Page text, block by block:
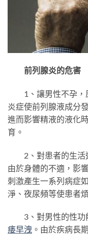
前列腺炎的危害
1、讓男性不孕，
炎症使前列腺液成分
進而影響精液的液化
育。
2、對患者的生活
由於身體的不適，影
刺激產生一系列病症
淨、夜尿頻等使患者
3、對男性的性功
痿早洩 。由於疾病長